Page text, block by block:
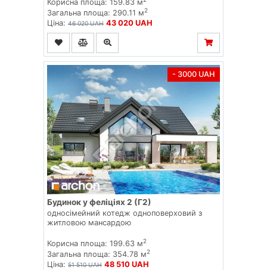
Корисна площа: 159.83 м
Загальна площа: 290.11 м2
Ціна: 46 020 UAH 43 020 UAH
- 3000 UAH
Будинок у феліціях 2 (Г2)
односімейний котедж одноповерховий з
житловою мансардою
Корисна площа: 199.63 м2
Загальна площа: 354.78 м2
Ціна: 51 510 UAH 48 510 UAH